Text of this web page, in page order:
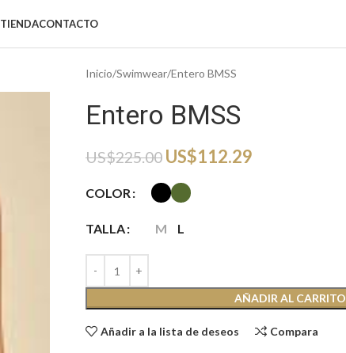
TIENDACONTACTO
Inicio Swimwear Entero BMSS
Entero BMSS
US$225.00 US$112.29
COLOR
TALLA M L
AÑADIR AL CARRITO
Añadir a la lista de deseos Compara